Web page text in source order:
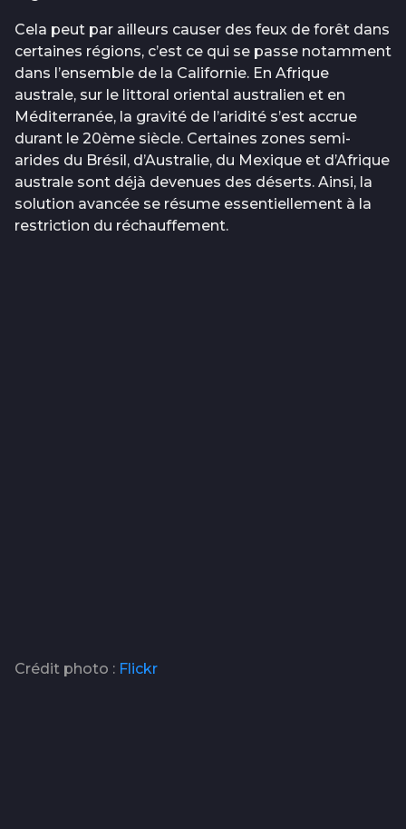
Cela peut par ailleurs causer des feux de forêt dans
certaines régions, c’est ce qui se passe notamment
dans l’ensemble de la Californie. En Afrique
australe, sur le littoral oriental australien et en
Méditerranée, la gravité de l’aridité s’est accrue
durant le 20ème siècle. Certaines zones semi-
arides du Brésil, d’Australie, du Mexique et d’Afrique
australe sont déjà devenues des déserts. Ainsi, la
solution avancée se résume essentiellement à la
restriction du réchauffement.
Crédit photo : Flickr